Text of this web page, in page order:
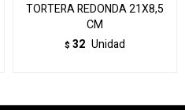
TORTERA REDONDA 21X8,5
CM
$ 32 Unidad